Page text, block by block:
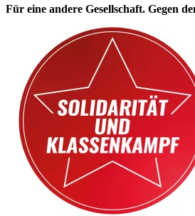
Für eine andere Gesellschaft. Gegen